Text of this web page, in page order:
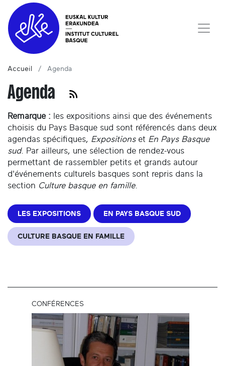
Accueil Agenda
Agenda
Remarque :
les expositions ainsi que des événements
choisis du Pays Basque sud sont référencés dans deux
agendas spécifiques, Expositionset En Pays Basque
sud. Par ailleurs, une sélection de rendez-vous
permettant de rassembler petits et grands autour
d'événements culturels basques sont repris dans la
section Culture basque en famille.
LES EXPOSITIONS EN PAYS BASQUE SUD
CULTURE BASQUE EN FAMILLE
CONFÉRENCES